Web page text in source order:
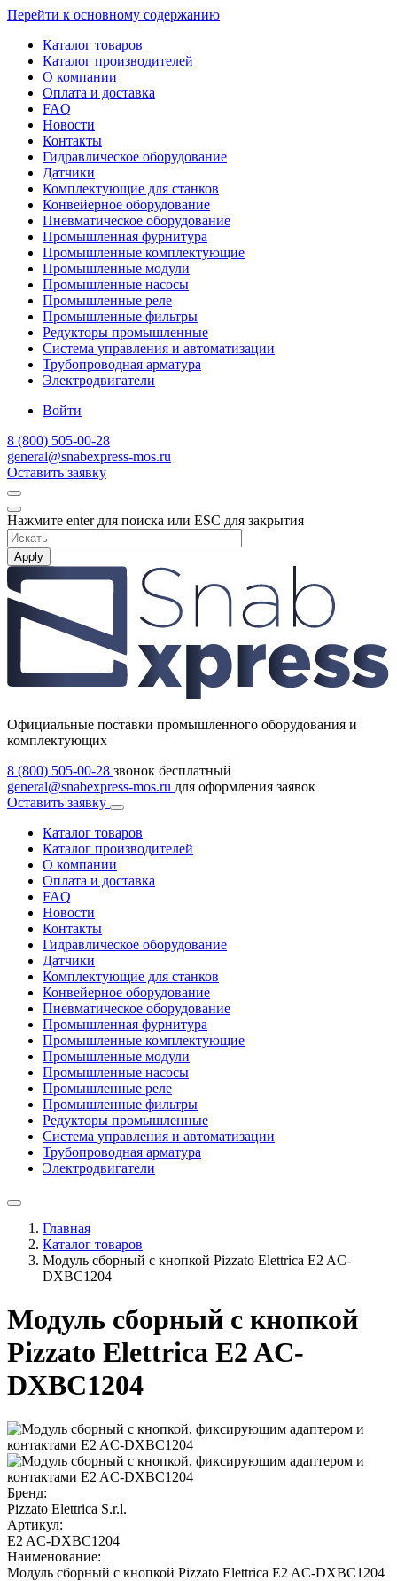
Перейти к основному содержанию
Каталог товаров
Каталог производителей
О компании
Оплата и доставка
FAQ
Новости
Контакты
Гидравлическое оборудование
Датчики
Комплектующие для станков
Конвейерное оборудование
Пневматическое оборудование
Промышленная фурнитура
Промышленные комплектующие
Промышленные модули
Промышленные насосы
Промышленные реле
Промышленные фильтры
Редукторы промышленные
Система управления и автоматизации
Трубопроводная арматура
Электродвигатели
Войти
8 (800) 505-00-28
general@snabexpress-mos.ru
Оставить заявку
Нажмите enter для поиска или ESC для закрытия
Apply
Официальные поставки промышленного оборудования и
комплектующих
8 (800) 505-00-28 звонок бесплатный
general@snabexpress-mos.ru для оформления заявок
Оставить заявку
Каталог товаров
Каталог производителей
О компании
Оплата и доставка
FAQ
Новости
Контакты
Гидравлическое оборудование
Датчики
Комплектующие для станков
Конвейерное оборудование
Пневматическое оборудование
Промышленная фурнитура
Промышленные комплектующие
Промышленные модули
Промышленные насосы
Промышленные реле
Промышленные фильтры
Редукторы промышленные
Система управления и автоматизации
Трубопроводная арматура
Электродвигатели
Главная
Каталог товаров
Модуль сборный с кнопкой Pizzato Elettrica E2 AC-
DXBC1204
Модуль сборный с кнопкой
Pizzato Elettrica E2 AC-
DXBC1204
Бренд:
Pizzato Elettrica S.r.l.
Артикул:
E2 AC-DXBC1204
Наименование:
Модуль сборный с кнопкой Pizzato Elettrica E2 AC-DXBC1204